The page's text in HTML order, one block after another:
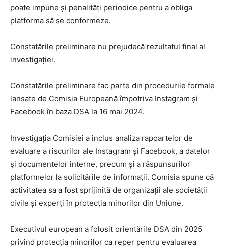
poate impune și penalități periodice pentru a obliga
platforma să se conformeze.
Constatările preliminare nu prejudecă rezultatul final al
investigației.
Constatările preliminare fac parte din procedurile formale
lansate de Comisia Europeană împotriva Instagram și
Facebook în baza DSA la 16 mai 2024.
Investigația Comisiei a inclus analiza rapoartelor de
evaluare a riscurilor ale Instagram și Facebook, a datelor
și documentelor interne, precum și a răspunsurilor
platformelor la solicitările de informații. Comisia spune că
activitatea sa a fost sprijinită de organizații ale societății
civile și experți în protecția minorilor din Uniune.
Executivul european a folosit orientările DSA din 2025
privind protecția minorilor ca reper pentru evaluarea